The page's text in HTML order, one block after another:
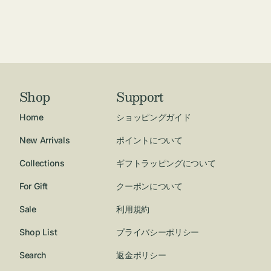
Shop
Home
New Arrivals
Collections
For Gift
Sale
Shop List
Search
Support
ショッピングガイド
ポイントについて
ギフトラッピングについて
クーポンについて
利用規約
プライバシーポリシー
返金ポリシー